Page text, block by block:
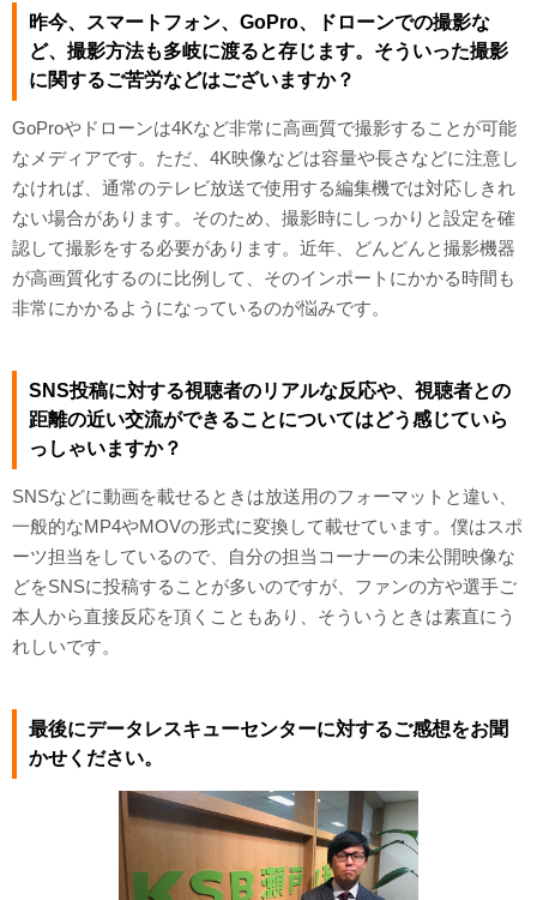
昨今、スマートフォン、GoPro、ドローンでの撮影な
ど、撮影方法も多岐に渡ると存じます。そういった撮影
に関するご苦労などはございますか？
GoProやドローンは4Kなど非常に高画質で撮影することが可能
なメディアです。ただ、4K映像などは容量や長さなどに注意し
なければ、通常のテレビ放送で使用する編集機では対応しきれ
ない場合があります。そのため、撮影時にしっかりと設定を確
認して撮影をする必要があります。近年、どんどんと撮影機器
が高画質化するのに比例して、そのインポートにかかる時間も
非常にかかるようになっているのが悩みです。
SNS投稿に対する視聴者のリアルな反応や、視聴者との
距離の近い交流ができることについてはどう感じていら
っしゃいますか？
SNSなどに動画を載せるときは放送用のフォーマットと違い、
一般的なMP4やMOVの形式に変換して載せています。僕はスポ
ーツ担当をしているので、自分の担当コーナーの未公開映像な
どをSNSに投稿することが多いのですが、ファンの方や選手ご
本人から直接反応を頂くこともあり、そういうときは素直にう
れしいです。
最後にデータレスキューセンターに対するご感想をお聞
かせください。